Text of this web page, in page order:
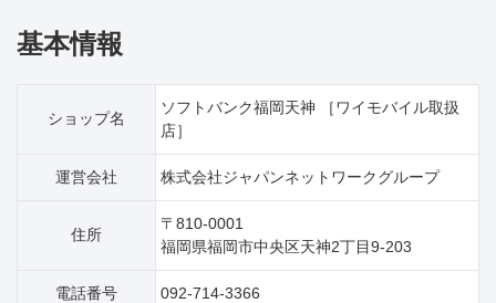
基本情報
ショップ名
ソフトバンク福岡天神 ［ワイモバイル取扱
店］
運営会社 株式会社ジャパンネットワークグループ
住所
〒810-0001
福岡県福岡市中央区天神2丁目9‐203
電話番号 092-714-3366